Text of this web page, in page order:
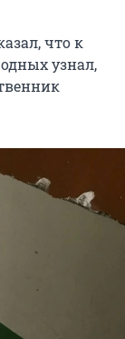
что к
узнал,